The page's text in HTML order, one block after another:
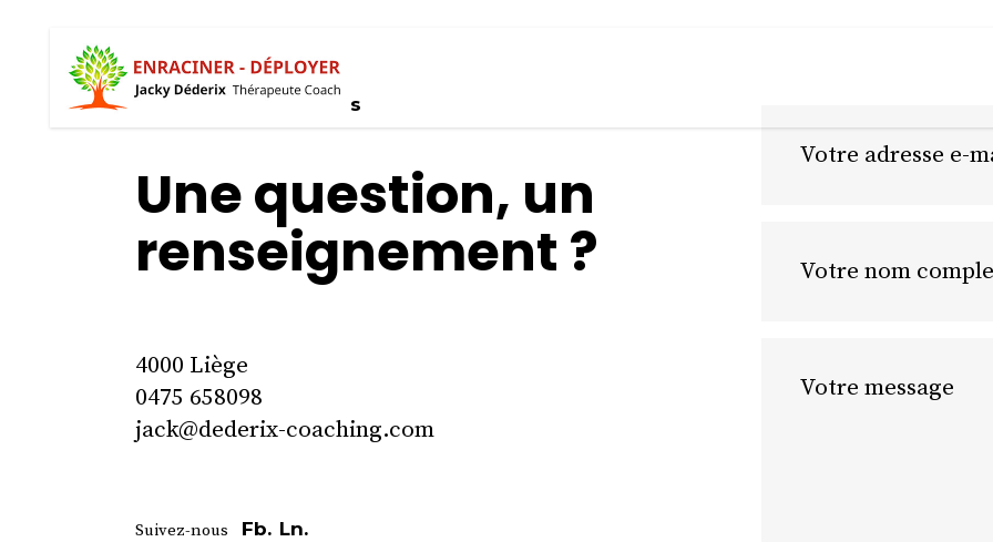
01. Rencontrons-nous
Une question, un
renseignement ?
4000 Liège
0475 658098
jack@dederix-coaching.com
Suivez-nous Fb. Ln.